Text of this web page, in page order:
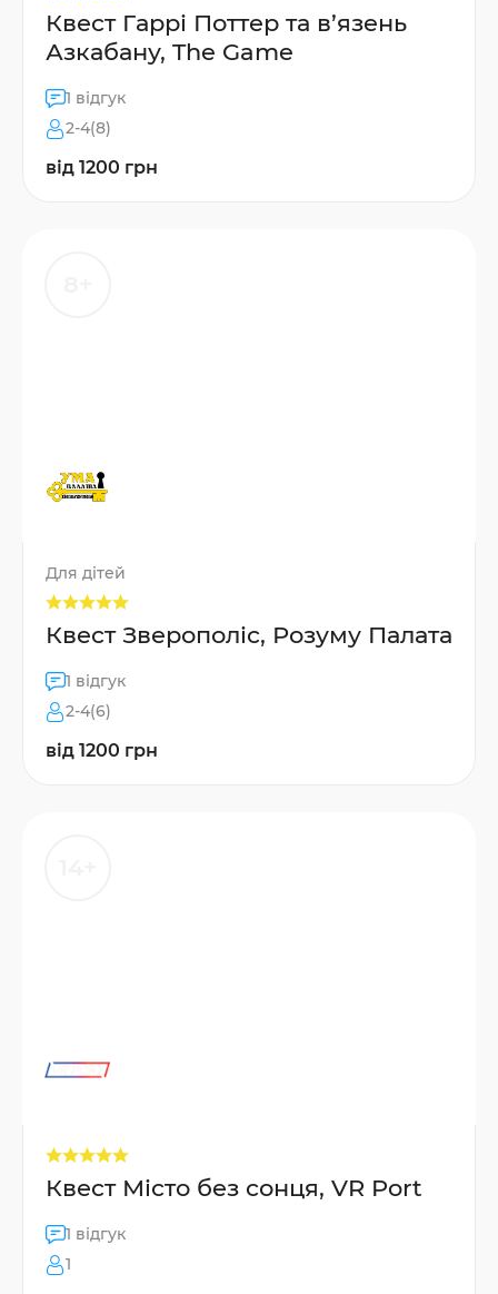
Квест Гаррі Поттер та в’язень
Азкабану, The Game
1 відгук
2-4(8)
від 1200 грн
Для дітей
Квест Зверополіс, Розуму Палата
1 відгук
2-4(6)
від 1200 грн
Квест Місто без сонця, VR Port
1 відгук
1